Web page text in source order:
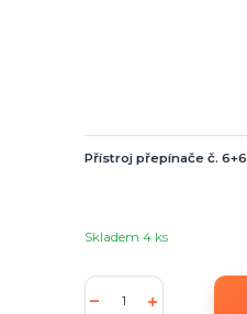
Přístroj přepínače č. 6+6
Skladem 4 ks